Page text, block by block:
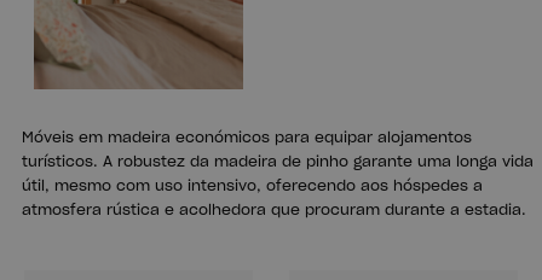
Móveis em madeira económicos para equipar alojamentos
turísticos. A robustez da madeira de pinho garante uma longa vida
útil, mesmo com uso intensivo, oferecendo aos hóspedes a
atmosfera rústica e acolhedora que procuram durante a estadia.